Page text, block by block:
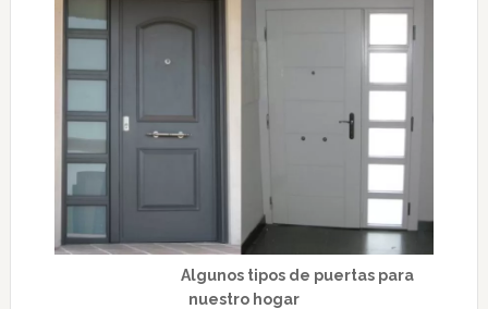
Algunos tipos de puertas para
nuestro hogar